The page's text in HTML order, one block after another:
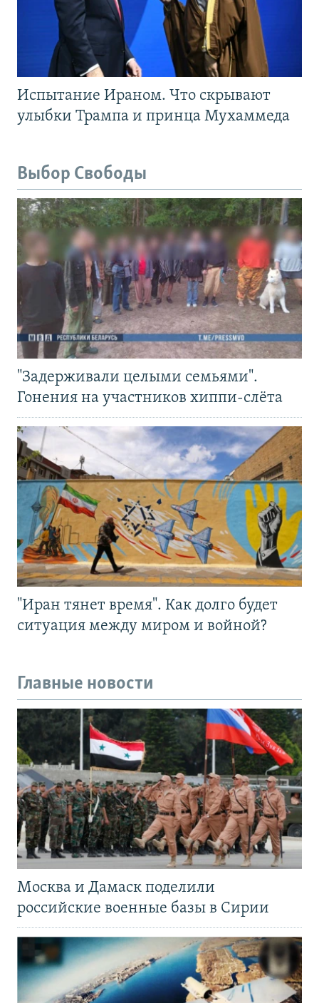
Испытание Ираном. Что скрывают
улыбки Трампа и принца Мухаммеда
Выбор Свободы
"Задерживали целыми семьями".
Гонения на участников хиппи-слёта
"Иран тянет время". Как долго будет
ситуация между миром и войной?
Главные новости
Москва и Дамаск поделили
российские военные базы в Сирии